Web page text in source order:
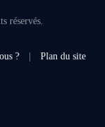
réservés.
? Plan du site